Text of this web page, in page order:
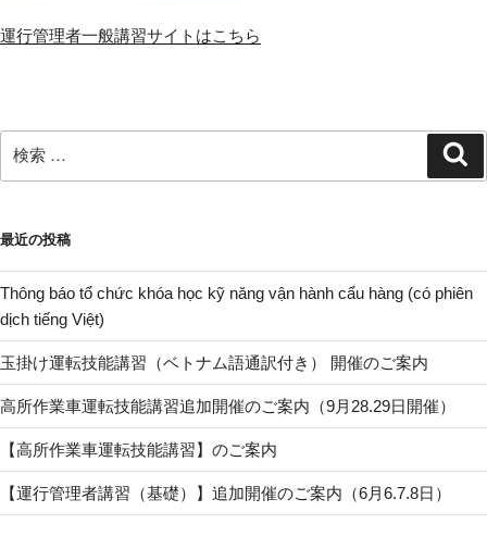
運行管理者一般講習サイトはこちら
索:
最近の投稿
Thông báo tổ chức khóa học kỹ năng vận hành cẩu hàng (có phiên
dịch tiếng Việt)
玉掛け運転技能講習（ベトナム語通訳付き） 開催のご案内
高所作業車運転技能講習追加開催のご案内（9月28.29日開催）
【高所作業車運転技能講習】のご案内
【運行管理者講習（基礎）】追加開催のご案内（6月6.7.8日）